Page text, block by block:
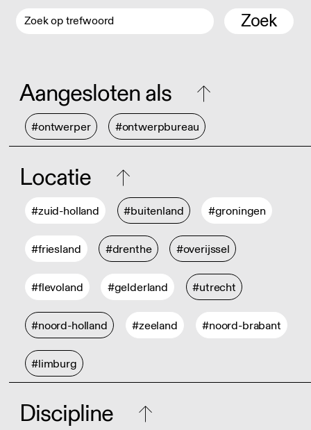
Zoek
Aangesloten als
#ontwerper #ontwerpbureau
Locatie
#zuid-holland #buitenland #groningen
#friesland #drenthe #overijssel
#flevoland #gelderland #utrecht
#noord-holland #zeeland #noord-brabant
#limburg
Discipline